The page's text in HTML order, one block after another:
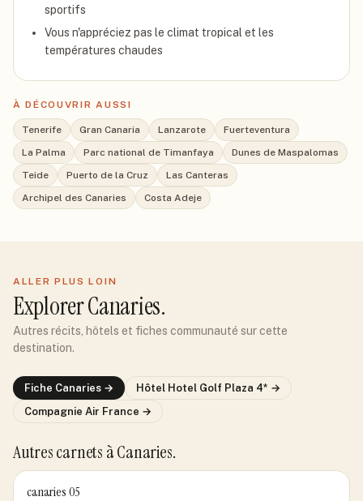
sportifs
Vous n'appréciez pas le climat tropical et les
températures chaudes
À DÉCOUVRIR AUSSI
Tenerife Gran Canaria Lanzarote
Fuerteventura
La Palma
Parc national de Timanfaya
Dunes de Maspalomas
Teide
Puerto de la Cruz
Las Canteras
Archipel des Canaries
Costa Adeje
ALLER PLUS LOIN
ExplorerCanaries.
Autres récits, hôtels et fiches communauté sur cette
destination.
Fiche Canaries → Hôtel Hotel Golf Plaza 4* →
Compagnie Air France →
Autres carnets à Canaries.
canaries 05